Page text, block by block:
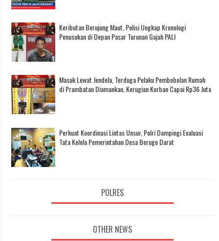
Keributan Berujung Maut, Polisi Ungkap Kronologi
Penusukan di Depan Pasar Turunan Gajah PALI
Masuk Lewat Jendela, Terduga Pelaku Pembobolan Rumah
di Prambatan Diamankan, Kerugian Korban Capai Rp36 Juta
Perkuat Koordinasi Lintas Unsur, Polri Dampingi Evaluasi
Tata Kelola Pemerintahan Desa Beruge Darat
POLRES
OTHER NEWS